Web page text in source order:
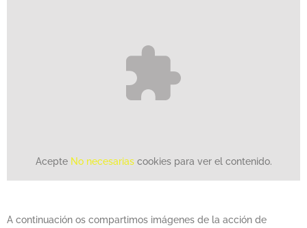
Acepte No necesariascookies para ver el contenido.
A continuación os compartimos imágenes de la acción de